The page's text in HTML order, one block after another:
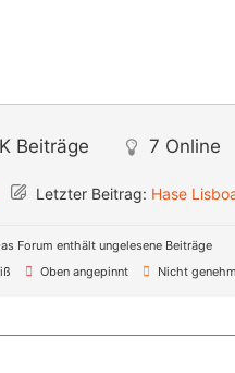
Beiträge 7 Online
Letzter Beitrag: Hase
Forum enthält ungelesene Beiträge
Oben angepinnt Nicht